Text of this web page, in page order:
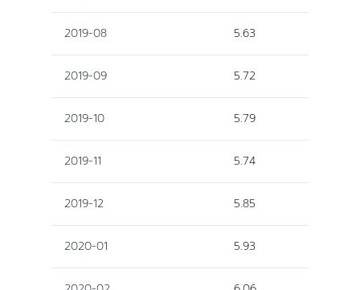
2019-08 5.63
2019-09 5.72
2019-10 5.79
2019-11 5.74
2019-12 5.85
2020-01 5.93